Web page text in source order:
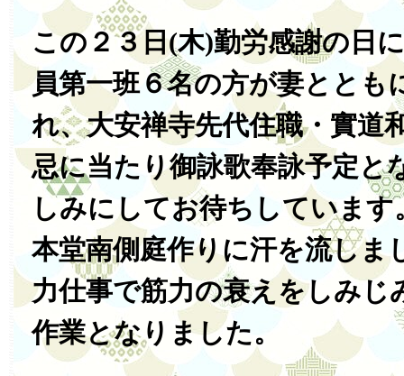
この２３日(木)勤労感謝の日
員第一班６名の方が妻ととも
れ、大安禅寺先代住職・實道
忌に当たり御詠歌奉詠予定と
しみにしてお待ちしていま
本堂南側庭作りに汗を流しま
力仕事で筋力の衰えをしみじ
作業となりました。